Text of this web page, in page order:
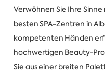
Verwöhnen Sie Ihre
besten SPA-Zentren in
kompetenten Händen
hochwertigen Beauty-
Sie aus einer breiten